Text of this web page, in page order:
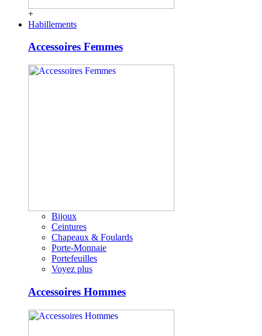
+
Habillements
Accessoires Femmes
Bijoux
Ceintures
Chapeaux & Foulards
Porte-Monnaie
Portefeuilles
Voyez plus
Accessoires Hommes